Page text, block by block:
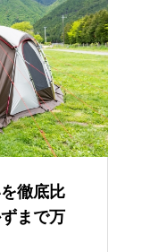
徹底比
まで万